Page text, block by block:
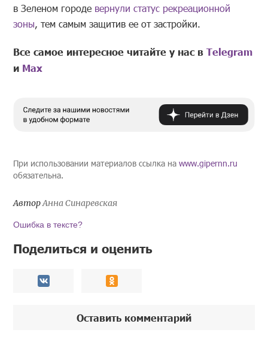
в Зеленом городе вернули статус рекреационной
зоны, тем самым защитив ее от застройки.
Все самое интересное читайте у нас вTelegram
и Mах
При использовании материалов ссылка наwww.gipernn.ru
обязательна.
АвторАнна Синаревская
Ошибка в тексте?
Поделиться и оценить
Оставить комментарий